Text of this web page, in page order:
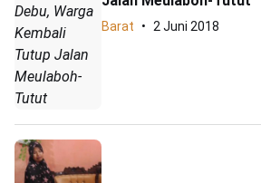
Debu, Warga
Kembali
Tutup Jalan
Meulaboh-
Tutut
Barat 2 Juni 2018